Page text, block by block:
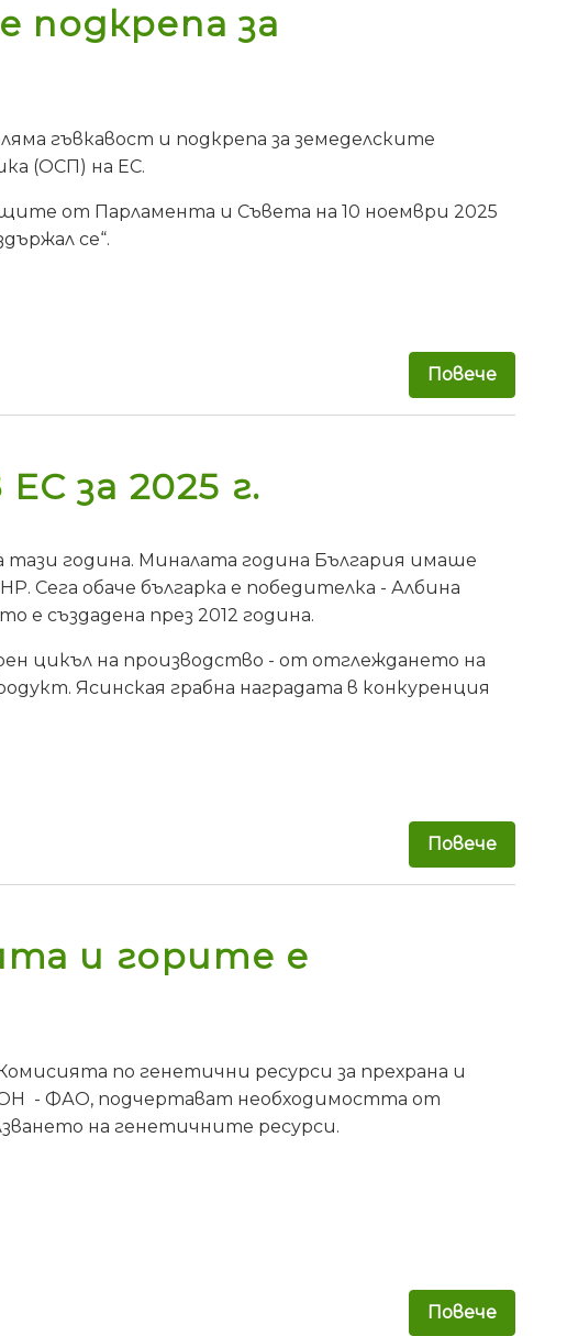
подкрепа за
гъвкавост и подкрепа за земеделските
(ОСП) на ЕС.
от Парламента и Съвета на 10 ноември 2025
се“.
Повече
за 2025 г.
тази година. Миналата година България имаше
Сега обаче българка е победителка - Албина
е създадена през 2012 година.
цикъл на производство - от отглеждането на
Ясинская грабна наградата в конкуренция
Повече
и горите е
по генетични ресурси за прехрана и
- ФАО, подчертават необходимостта от
на генетичните ресурси.
Повече